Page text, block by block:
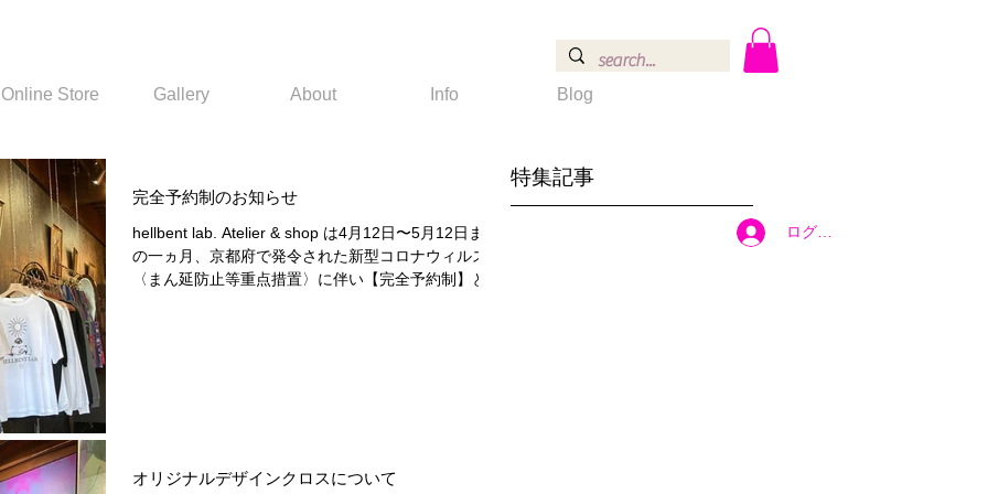
Online Store Gallery About Info Blog
ログイン
完全予約制のお知らせ
hellbent lab. Atelier & shop は4月12日〜5月12日まで
の一ヵ月、京都府で発令された新型コロナウィルス
〈まん延防止等重点措置〉に伴い【完全予約制】とさ
オリジナルデザインクロスについて
特集記事